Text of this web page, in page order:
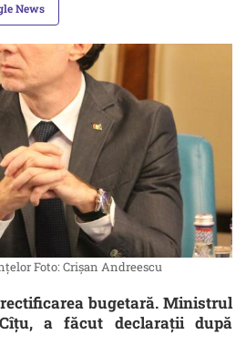
News
Foto: Crișan Andreescu
bugetară. Ministrul
a făcut declarații după